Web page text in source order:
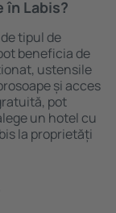
Labis?
tipul de
beneficia de
ustensile
și acces
pot
un hotel cu
la proprietăți